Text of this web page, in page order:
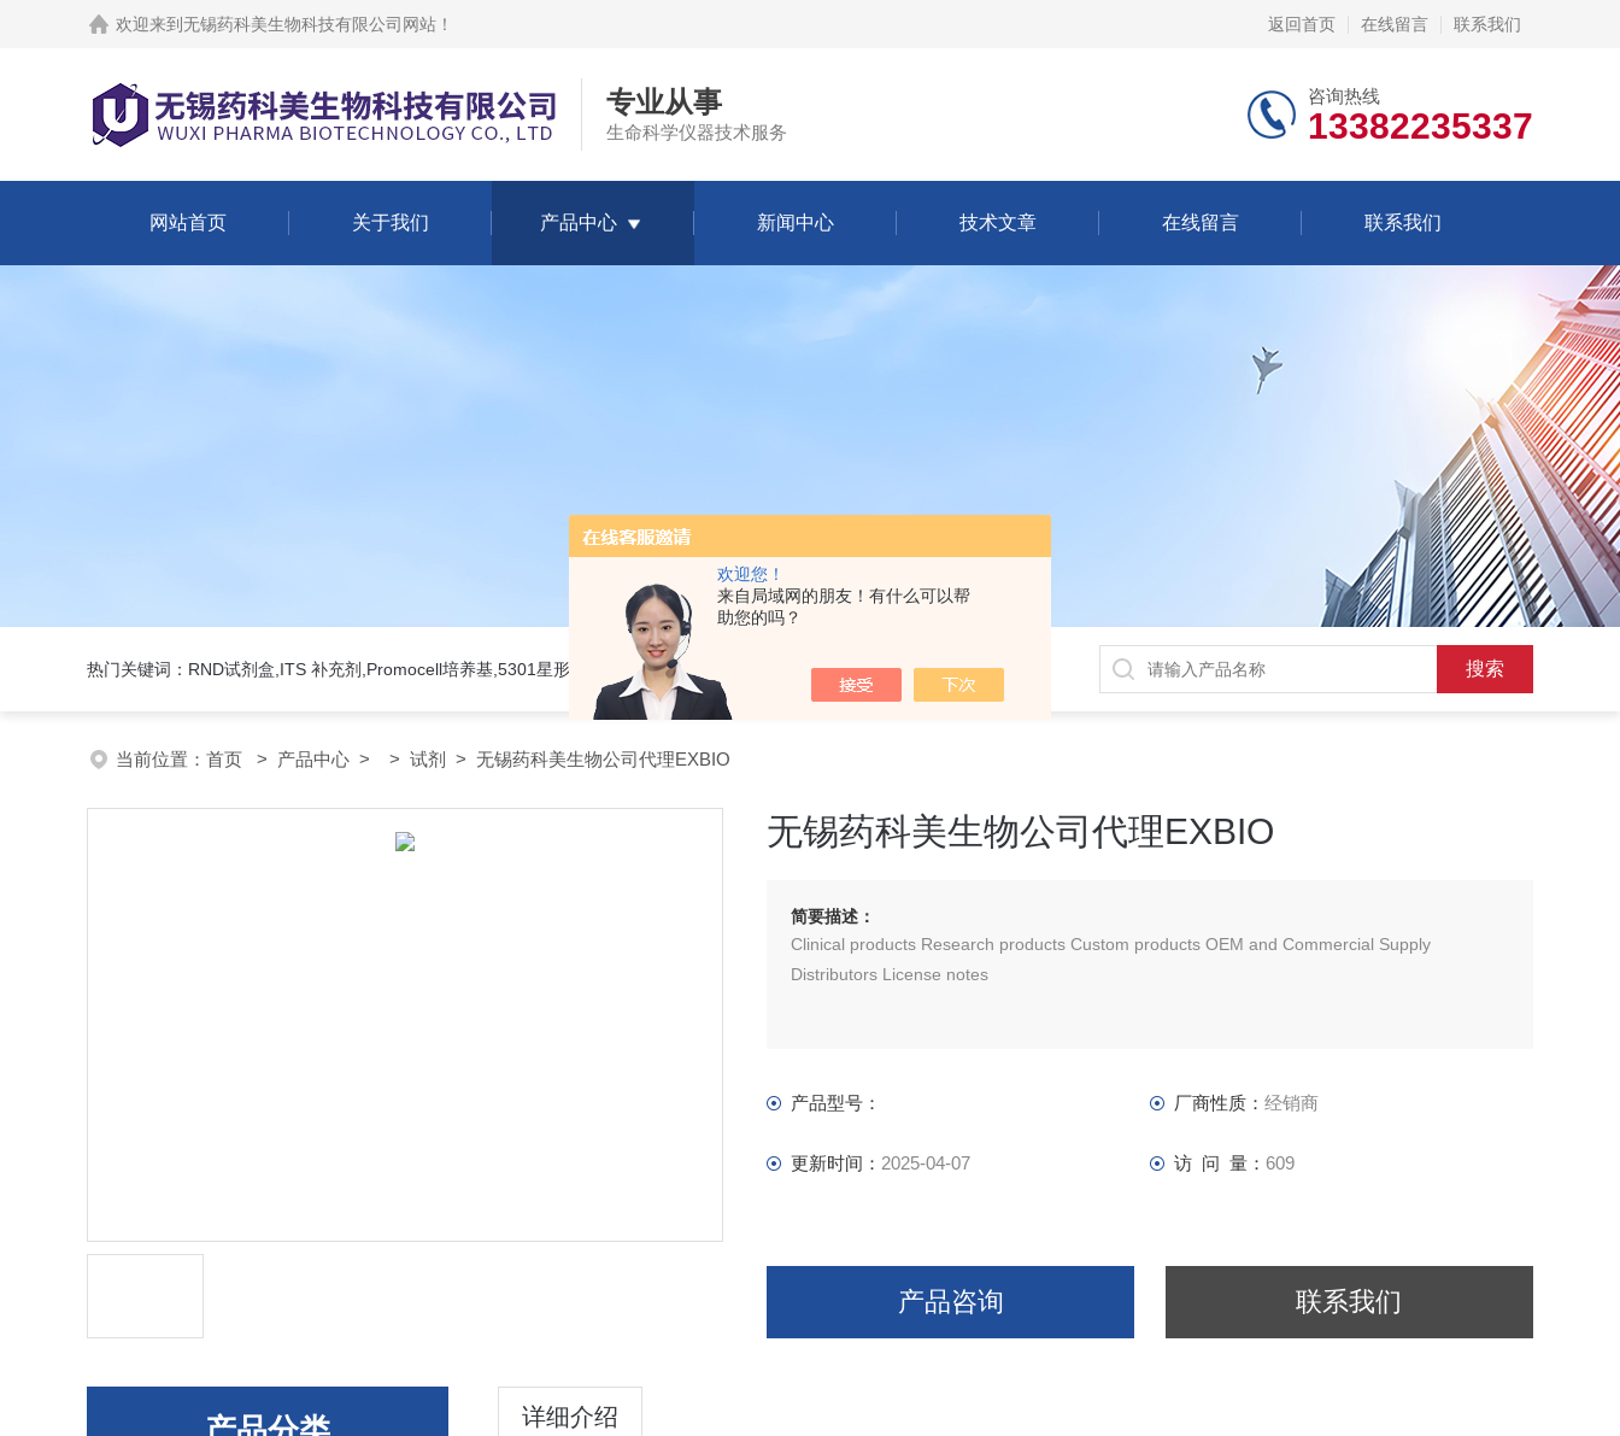
欢迎您！
来自局域网的朋友！有什么可以帮
助您的吗？
欢迎来到 无锡药科美生物科技有限公司网站 ！ 返回首页 在线留言 联系我们
专业从事
生命科学仪器技术服务
咨询热线
13382235337
网站首页 关于我们 产品中心 新闻中心 技术文章 在线留言 联系我们
热门关键词：RND试剂盒,ITS 补充剂,Promocell培养基,5301星形细胞培养基
当前位置： 首页 > 产品中心 > > 试剂 > 无锡药科美生物公司代理EXBIO
无锡药科美生物公司代理EXBIO
简要描述：
Clinical products Research products Custom products OEM and Commercial Supply
Distributors License notes
产品型号： 厂商性质： 经销商
更新时间： 2025-04-07 访 问 量： 609
产品咨询 联系我们
详细介绍